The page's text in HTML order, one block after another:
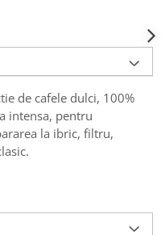
de cafele dulci, 100%
intensa, pentru
la ibric, filtru,